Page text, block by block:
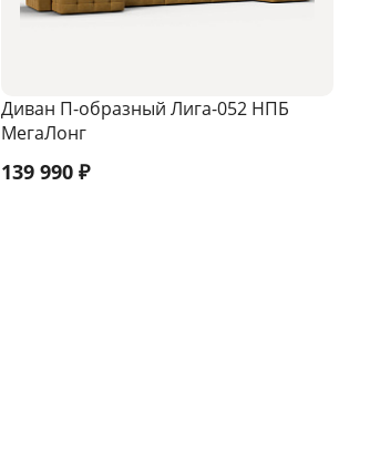
Диван П-образный Лига-052 НПБ
МегаЛонг
139 990 ₽